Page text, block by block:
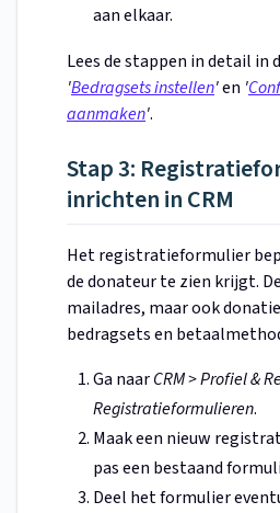
aan elkaar.
Lees de stappen in detail in
'Bedragsets instellen'en '
aanmaken'.
Stap 3:
inrichten in CRM
Het registratieformulier
de donateur te zien krijgt.
mailadres, maar ook
bedragsets en
Ga naarCRM > Profiel &
Registratieformulieren.
Maak een nieuw
pas een bestaand
Deel het formulier